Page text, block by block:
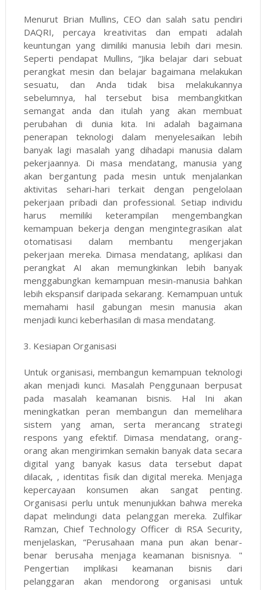
Menurut Brian Mullins, CEO dan salah satu pendiri
DAQRI, percaya kreativitas dan empati adalah
keuntungan yang dimiliki manusia lebih dari mesin.
Seperti pendapat Mullins, “Jika belajar dari sebuat
perangkat mesin dan belajar bagaimana melakukan
sesuatu, dan Anda tidak bisa melakukannya
sebelumnya, hal tersebut bisa membangkitkan
semangat anda dan itulah yang akan membuat
perubahan di dunia kita. Ini adalah bagaimana
penerapan teknologi dalam menyelesaikan lebih
banyak lagi masalah yang dihadapi manusia dalam
pekerjaannya. Di masa mendatang, manusia yang
akan bergantung pada mesin untuk menjalankan
aktivitas sehari-hari terkait dengan pengelolaan
pekerjaan pribadi dan professional. Setiap individu
harus memiliki keterampilan mengembangkan
kemampuan bekerja dengan mengintegrasikan alat
otomatisasi dalam membantu mengerjakan
pekerjaan mereka. Dimasa mendatang, aplikasi dan
perangkat AI akan memungkinkan lebih banyak
menggabungkan kemampuan mesin-manusia bahkan
lebih ekspansif daripada sekarang. Kemampuan untuk
memahami hasil gabungan mesin manusia akan
menjadi kunci keberhasilan di masa mendatang.
3. Kesiapan Organisasi
Untuk organisasi, membangun kemampuan teknologi
akan menjadi kunci. Masalah Penggunaan berpusat
pada masalah keamanan bisnis. Hal Ini akan
meningkatkan peran membangun dan memelihara
sistem yang aman, serta merancang strategi
respons yang efektif. Dimasa mendatang, orang-
orang akan mengirimkan semakin banyak data secara
digital yang banyak kasus data tersebut dapat
dilacak, , identitas fisik dan digital mereka. Menjaga
kepercayaan konsumen akan sangat penting.
Organisasi perlu untuk menunjukkan bahwa mereka
dapat melindungi data pelanggan mereka. Zulfikar
Ramzan, Chief Technology Officer di RSA Security,
menjelaskan, “Perusahaan mana pun akan benar-
benar berusaha menjaga keamanan bisnisnya. "
Pengertian implikasi keamanan bisnis dari
pelanggaran akan mendorong organisasi untuk